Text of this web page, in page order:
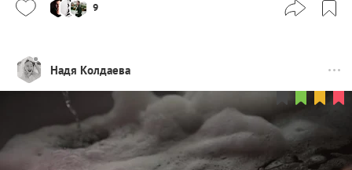
9
Надя Колдаева